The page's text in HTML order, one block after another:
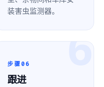
装害虫监测器。
6
步骤06
跟进